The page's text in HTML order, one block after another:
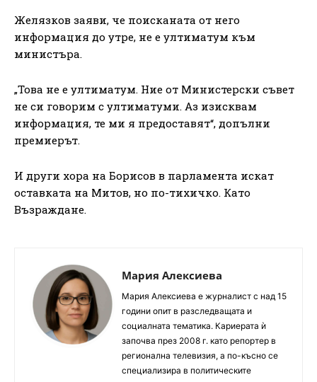
Желязков заяви, че поисканата от него
информация до утре, не е ултиматум към
министъра.
„Това не е ултиматум. Ние от Министерски съвет
не си говорим с ултиматуми. Аз изисквам
информация, те ми я предоставят“, допълни
премиерът.
И други хора на Борисов в парламента искат
оставката на Митов, но по-тихичко. Като
Възраждане.
Мария Алексиева
Мария Алексиева е журналист с над 15
години опит в разследващата и
социалната тематика. Кариерата ѝ
започва през 2008 г. като репортер в
регионална телевизия, а по-късно се
специализира в политическите